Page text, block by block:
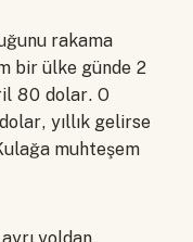
rakama
bir ülke günde 2
80 dolar. O
yıllık gelirse
muhteşem